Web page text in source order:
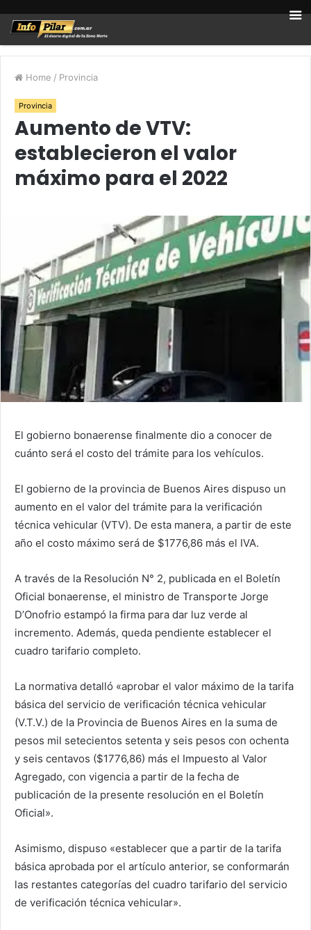
Home / Provincia
Provincia
Aumento de VTV:
establecieron el valor
máximo para el 2022
El gobierno bonaerense finalmente dio a conocer de
cuánto será el costo del trámite para los vehículos.
El gobierno de la provincia de Buenos Aires dispuso un
aumento en el valor del trámite para la verificación
técnica vehicular (VTV). De esta manera, a partir de este
año el costo máximo será de $1776,86 más el IVA.
A través de la Resolución N° 2, publicada en el Boletín
Oficial bonaerense, el ministro de Transporte Jorge
D’Onofrio estampó la firma para dar luz verde al
incremento. Además, queda pendiente establecer el
cuadro tarifario completo.
La normativa detalló «aprobar el valor máximo de la tarifa
básica del servicio de verificación técnica vehicular
(V.T.V.) de la Provincia de Buenos Aires en la suma de
pesos mil setecientos setenta y seis pesos con ochenta
y seis centavos ($1776,86) más el Impuesto al Valor
Agregado, con vigencia a partir de la fecha de
publicación de la presente resolución en el Boletín
Oficial».
Asimismo, dispuso «establecer que a partir de la tarifa
básica aprobada por el artículo anterior, se conformarán
las restantes categorías del cuadro tarifario del servicio
de verificación técnica vehicular».